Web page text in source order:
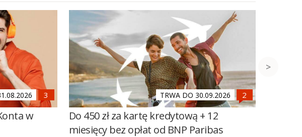
w
TRWA DO 30.09.2026
Do 450 zł za kartę kredytową + 12
miesięcy bez opłat od BNP Paribas